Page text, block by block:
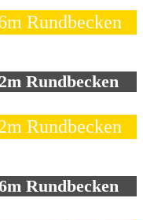
Rundbecken
Rundbecken
Rundbecken
Rundbecken